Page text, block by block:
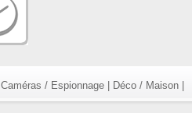
Caméras / Espionnage| Déco / Maison|